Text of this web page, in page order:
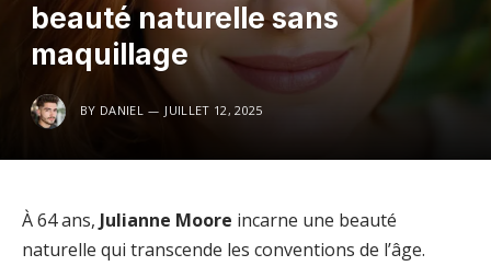
beauté naturelle sans
maquillage
BY DANIEL JUILLET 12, 2025
À 64 ans, Julianne Moore incarne une beauté
naturelle qui transcende les conventions de l’âge.